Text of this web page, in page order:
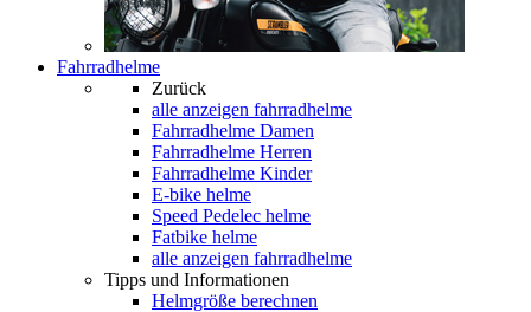
Fahrradhelme
Zurück
alle anzeigen fahrradhelme
Fahrradhelme Damen
Fahrradhelme Herren
Fahrradhelme Kinder
E-bike helme
Speed Pedelec helme
Fatbike helme
alle anzeigen fahrradhelme
Tipps und Informationen
Helmgröße berechnen